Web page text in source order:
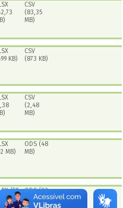
CSV
(83,35
MB)
KB)
CSV
(873 KB)
CSV
(2,48
MB)
MB)
ODS (48
MB)
(59
ODS (33
MB)